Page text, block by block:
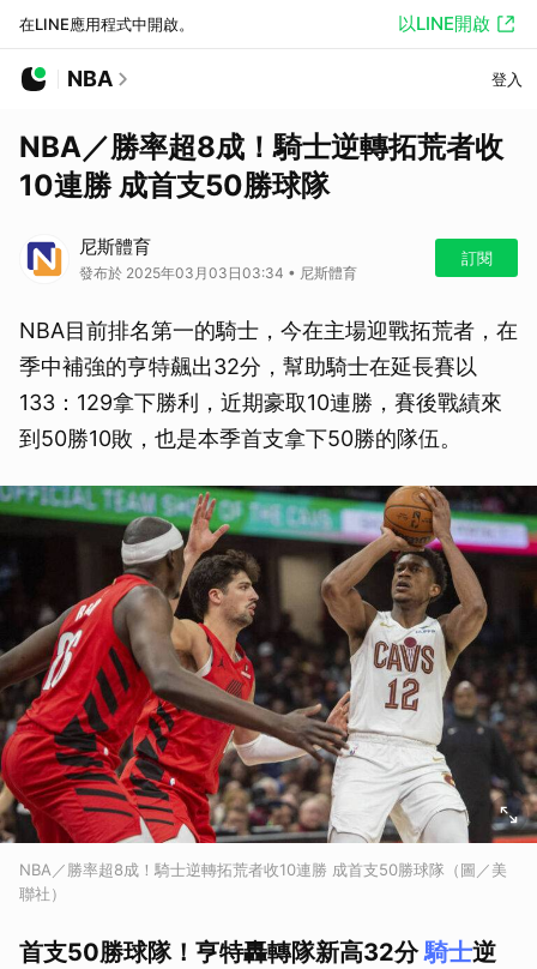
在LINE應用程式中開啟。 以LINE開啟
NBA 登入
NBA／勝率超8成！騎士逆轉拓荒者收
10連勝 成首支50勝球隊
尼斯體育
發布於 2025年03月03日03:34 • 尼斯體育
訂閱
NBA目前排名第一的騎士，今在主場迎戰拓荒者，在
季中補強的亨特飆出32分，幫助騎士在延長賽以
133：129拿下勝利，近期豪取10連勝，賽後戰績來
到50勝10敗，也是本季首支拿下50勝的隊伍。
NBA／勝率超8成！騎士逆轉拓荒者收10連勝 成首支50勝球隊（圖／美
聯社）
首支50勝球隊！亨特轟轉隊新高32分騎士逆